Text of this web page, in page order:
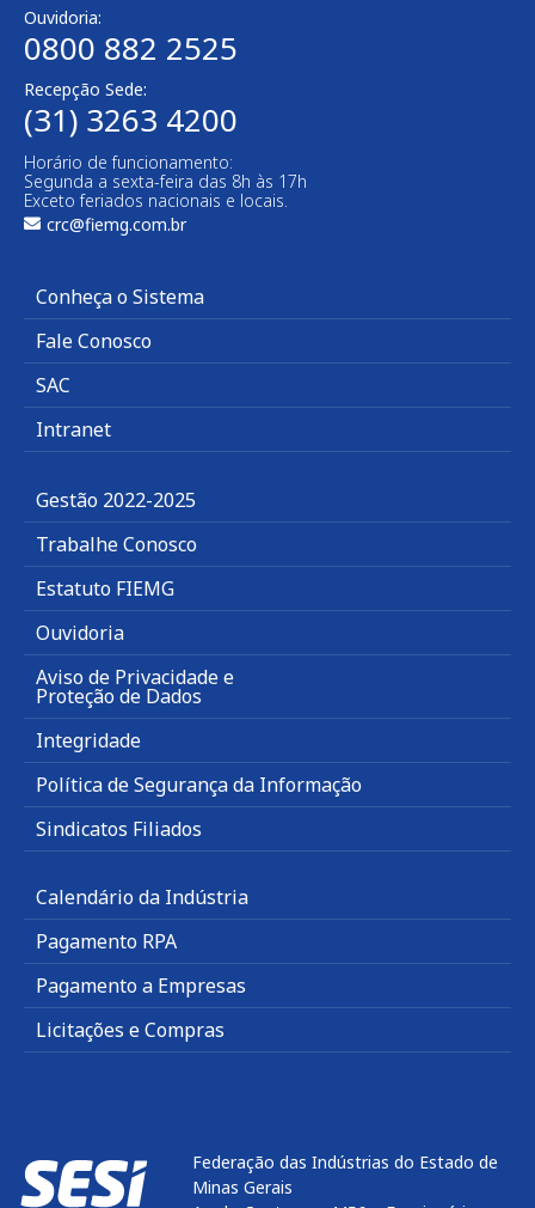
Ouvidoria:
0800 882 2525
Recepção Sede:
(31) 3263 4200
Horário de funcionamento:
Segunda a sexta-feira das 8h às 17h
Exceto feriados nacionais e locais.
crc@fiemg.com.br
Conheça o Sistema
Fale Conosco
SAC
Intranet
Gestão 2022-2025
Trabalhe Conosco
Estatuto FIEMG
Ouvidoria
Aviso de Privacidade e
Proteção de Dados
Integridade
Política de Segurança da Informação
Sindicatos Filiados
Calendário da Indústria
Pagamento RPA
Pagamento a Empresas
Licitações e Compras
Federação das Indústrias do Estado de
Minas Gerais